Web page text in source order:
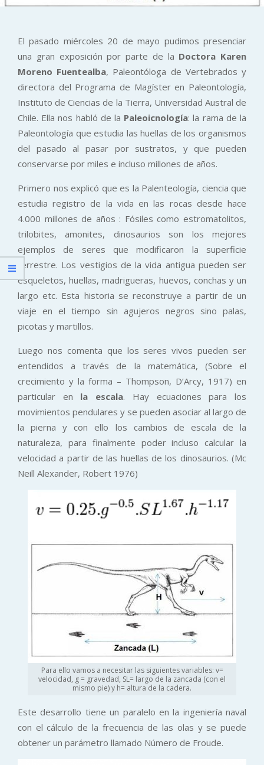
El pasado miércoles 20 de mayo pudimos presenciar
una gran exposición por parte de la Doctora Karen
Moreno Fuentealba, Paleontóloga de Vertebrados y
directora del Programa de Magíster en Paleontología,
Instituto de Ciencias de la Tierra, Universidad Austral de
Chile. Ella nos habló de la Paleoicnología: la rama de la
Paleontología que estudia las huellas de los organismos
del pasado al pasar por sustratos, y que pueden
conservarse por miles e incluso millones de años.
Primero nos explicó que es la Palenteología, ciencia que
estudia registro de la vida en las rocas desde hace
4.000 millones de años : Fósiles como estromatolitos,
trilobites, amonites, dinosaurios son los mejores
ejemplos de seres que modificaron la superficie
terrestre. Los vestigios de la vida antigua pueden ser
esqueletos, huellas, madrigueras, huevos, conchas y un
largo etc. Esta historia se reconstruye a partir de un
viaje en el tiempo sin agujeros negros sino palas,
picotas y martillos.
Luego nos comenta que los seres vivos pueden ser
entendidos a través de la matemática, (Sobre el
crecimiento y la forma – Thompson, D’Arcy, 1917) en
particular en la escala. Hay ecuaciones para los
movimientos pendulares y se pueden asociar al largo de
la pierna y con ello los cambios de escala de la
naturaleza, para finalmente poder incluso calcular la
velocidad a partir de las huellas de los dinosaurios. (Mc
Neill Alexander, Robert 1976)
Para ello vamos a necesitar las siguientes variables: v=
velocidad, g = gravedad, SL= largo de la zancada (con el
mismo pie) y h= altura de la cadera.
Este desarrollo tiene un paralelo en la ingeniería naval
con el cálculo de la frecuencia de las olas y se puede
obtener un parámetro llamado Número de Froude.